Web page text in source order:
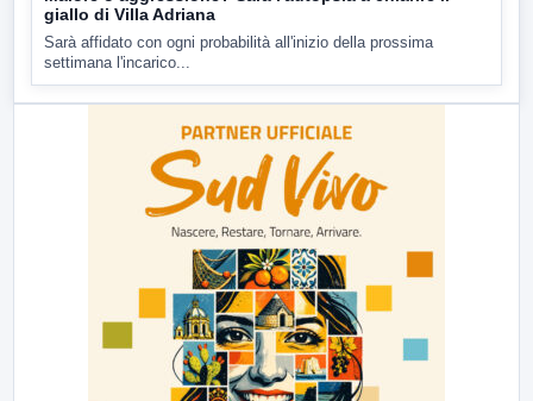
giallo di Villa Adriana
Sarà affidato con ogni probabilità all'inizio della prossima
settimana l'incarico...